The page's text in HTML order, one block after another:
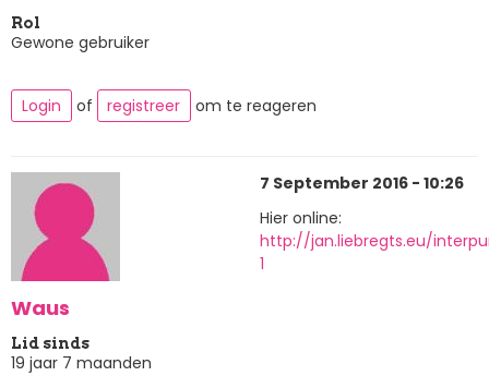
Rol
Gewone gebruiker
Login of registreer om te reageren
Waus
Lid sinds
19 jaar 7 maanden
7 September 2016 - 10:26
Hier online:
http://jan.liebregts.eu/
1